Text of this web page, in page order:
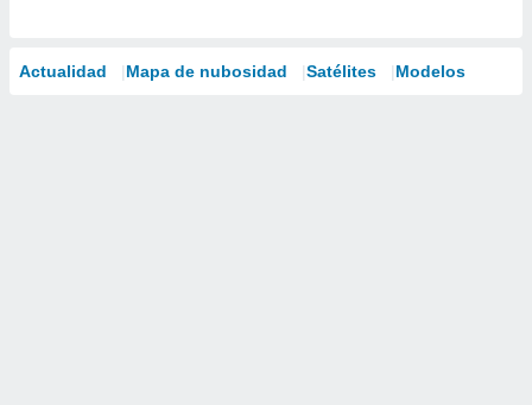
Actualidad Mapa de nubosidad Satélites Modelos